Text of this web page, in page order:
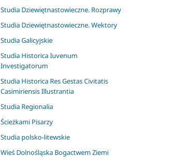
Studia Dziewiętnastowieczne. Rozprawy
Studia Dziewiętnastowieczne. Wektory
Studia Galicyjskie
Studia Historica Iuvenum
Investigatorum
Studia Historica Res Gestas Civitatis
Casimiriensis Illustrantia
Studia Regionalia
Ścieżkami Pisarzy
Studia polsko-litewskie
Wieś Dolnośląska Bogactwem Ziemi